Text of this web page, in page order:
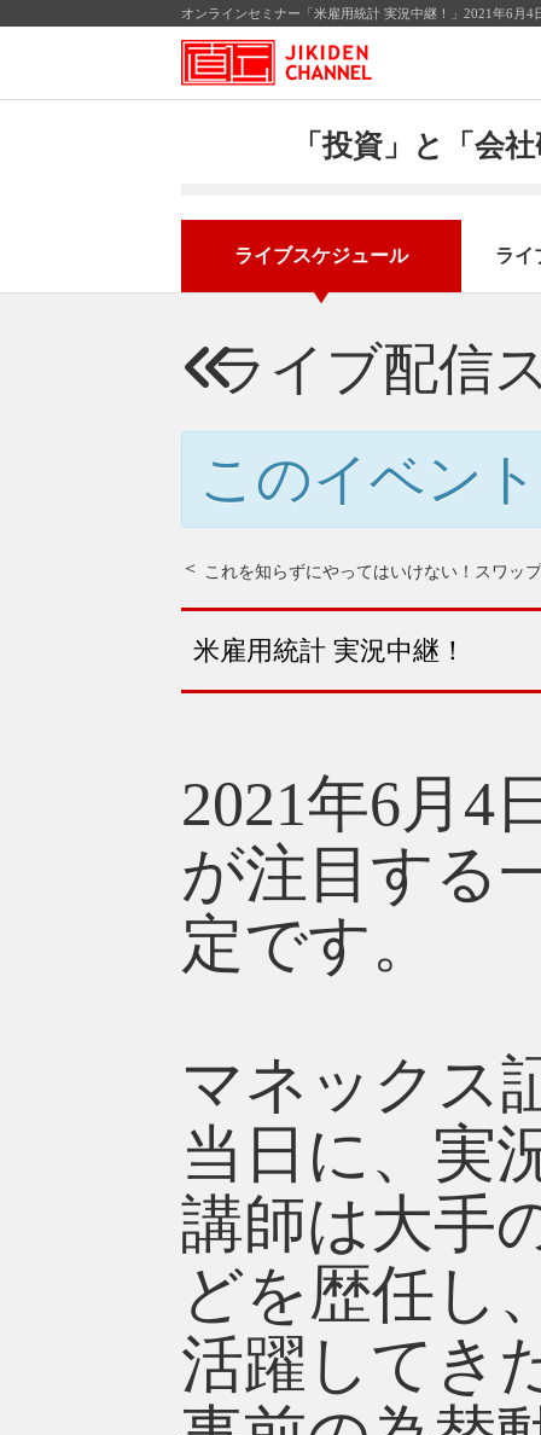
オンラインセミナー「米雇用統計 実況中継！」2021年6月
「投資」と「会
ライブスケジュール ライ
ライブ配信
このイベン
これを知らずにやってはいけない！ スワッ
米雇用統計 実況中継！
2021年6月4
が注目する
定です。
マネックス
当日に、実
講師は大手
どを歴任し
活躍してき